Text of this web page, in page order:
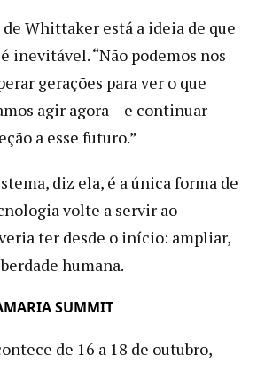
Whittaker está a ideia de que
inevitável. “Não podemos nos
gerações para ver o que
agir agora – e continuar
a esse futuro.”
diz ela, é a única forma de
volte a servir ao
ter desde o início: ampliar,
humana.
SUMMIT
de 16 a 18 de outubro,